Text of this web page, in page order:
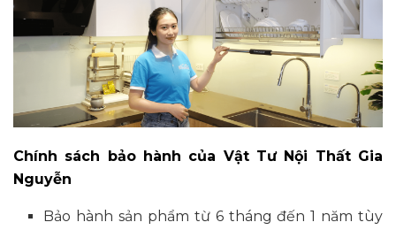
Chính sách bảo hành của Vật Tư Nội Thất Gia
Nguyễn
Bảo hành sản phẩm từ 6 tháng đến 1 năm tùy